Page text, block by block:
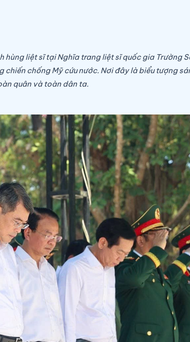
liệt sĩ tại Nghĩa trang liệt sĩ quốc gia Trường
chống Mỹ cứu nước. Nơi đây là biểu tượng
quân và toàn dân ta.